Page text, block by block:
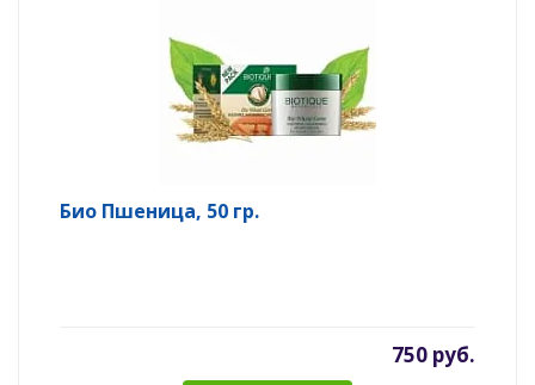
Био Пшеница, 50 гр.
750 руб.